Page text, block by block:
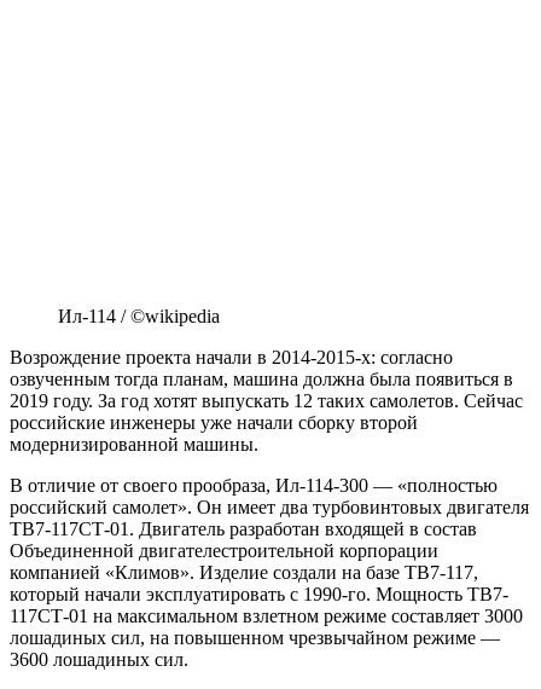
Ил-114 / ©wikipedia
Возрождение проекта начали в 2014-2015-х: согласно
озвученным тогда планам, машина должна была появиться в
2019 году. За год хотят выпускать 12 таких самолетов. Сейчас
российские инженеры уже начали сборку второй
модернизированной машины.
В отличие от своего прообраза, Ил-114-300 — «полностью
российский самолет». Он имеет два турбовинтовых двигателя
ТВ7-117СТ-01. Двигатель разработан входящей в состав
Объединенной двигателестроительной корпорации
компанией «Климов». Изделие создали на базе ТВ7-117,
который начали эксплуатировать с 1990-го. Мощность ТВ7-
117СТ-01 на максимальном взлетном режиме составляет 3000
лошадиных сил, на повышенном чрезвычайном режиме —
3600 лошадиных сил.